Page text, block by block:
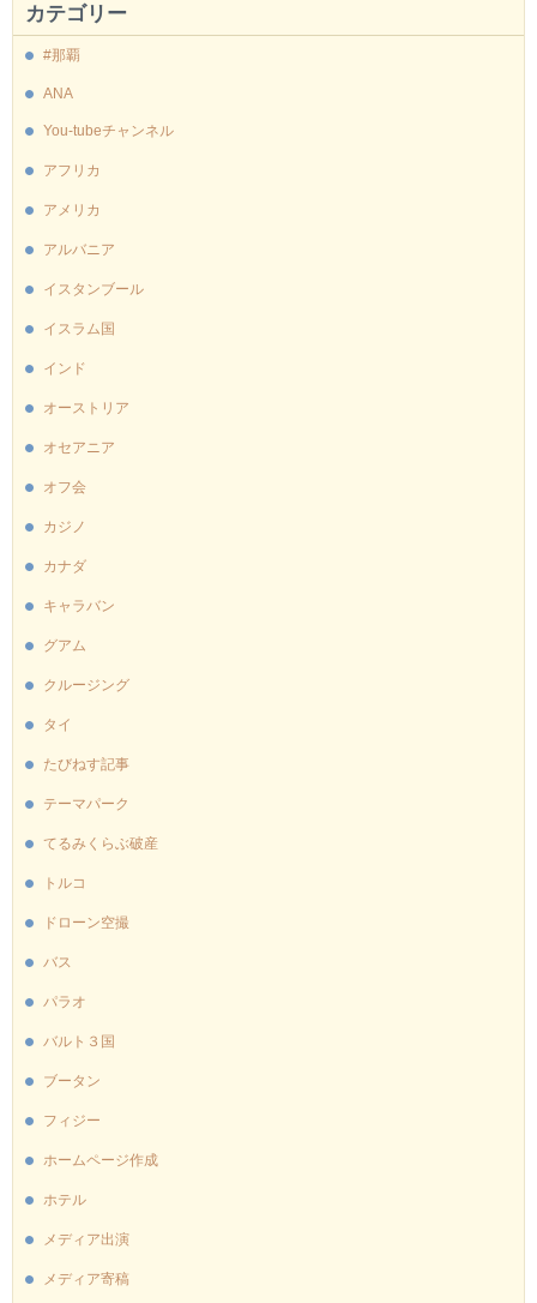
カテゴリー
#那覇
ANA
You-tubeチャンネル
アフリカ
アメリカ
アルバニア
イスタンブール
イスラム国
インド
オーストリア
オセアニア
オフ会
カジノ
カナダ
キャラバン
グアム
クルージング
タイ
たびねす記事
テーマパーク
てるみくらぶ破産
トルコ
ドローン空撮
バス
パラオ
バルト３国
ブータン
フィジー
ホームページ作成
ホテル
メディア出演
メディア寄稿